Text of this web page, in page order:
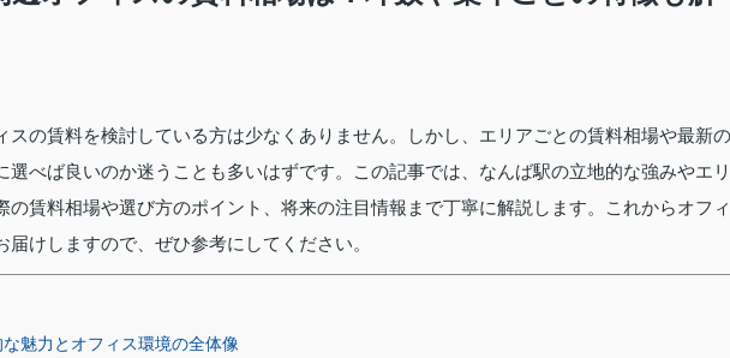
スの賃料を検討している方は少なくありません。しかし、エリアごとの賃料相場や最新の
選べば良いのか迷うことも多いはずです。この記事では、なんば駅の立地的な強みやエリ
の賃料相場や選び方のポイント、将来の注目情報まで丁寧に解説します。これからオフィ
けしますので、ぜひ参考にしてください。
魅力とオフィス環境の全体像